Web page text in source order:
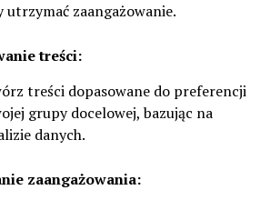
utrzymać zaangażowanie.
treści:
treści dopasowane do preferencji
grupy docelowej, bazując na
danych.
zaangażowania: